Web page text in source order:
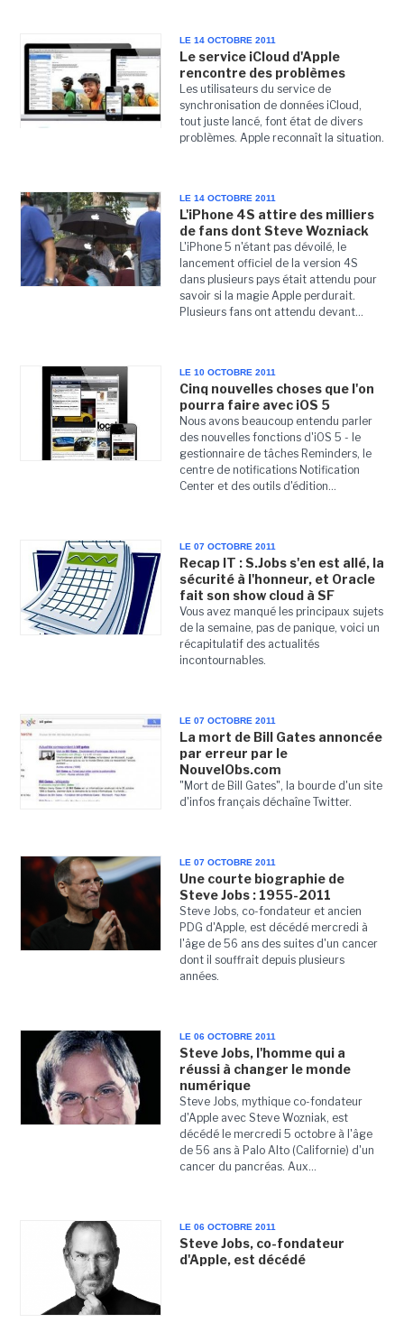
LE 14 OCTOBRE 2011
Le service iCloud d'Apple
rencontre des problèmes
Les utilisateurs du service de
synchronisation de données iCloud,
tout juste lancé, font état de divers
problèmes. Apple reconnaît la situation.
LE 14 OCTOBRE 2011
L'iPhone 4S attire des milliers
de fans dont Steve Wozniack
L'iPhone 5 n'étant pas dévoilé, le
lancement officiel de la version 4S
dans plusieurs pays était attendu pour
savoir si la magie Apple perdurait.
Plusieurs fans ont attendu devant...
LE 10 OCTOBRE 2011
Cinq nouvelles choses que l'on
pourra faire avec iOS 5
Nous avons beaucoup entendu parler
des nouvelles fonctions d'iOS 5 - le
gestionnaire de tâches Reminders, le
centre de notifications Notification
Center et des outils d'édition...
LE 07 OCTOBRE 2011
Recap IT : S.Jobs s'en est allé, la
sécurité à l'honneur, et Oracle
fait son show cloud à SF
Vous avez manqué les principaux sujets
de la semaine, pas de panique, voici un
récapitulatif des actualités
incontournables.
LE 07 OCTOBRE 2011
La mort de Bill Gates annoncée
par erreur par le
NouvelObs.com
"Mort de Bill Gates", la bourde d'un site
d'infos français déchaîne Twitter.
LE 07 OCTOBRE 2011
Une courte biographie de
Steve Jobs : 1955-2011
Steve Jobs, co-fondateur et ancien
PDG d'Apple, est décédé mercredi à
l'âge de 56 ans des suites d'un cancer
dont il souffrait depuis plusieurs
années.
LE 06 OCTOBRE 2011
Steve Jobs, l'homme qui a
réussi à changer le monde
numérique
Steve Jobs, mythique co-fondateur
d'Apple avec Steve Wozniak, est
décédé le mercredi 5 octobre à l'âge
de 56 ans à Palo Alto (Californie) d'un
cancer du pancréas. Aux...
LE 06 OCTOBRE 2011
Steve Jobs, co-fondateur
d'Apple, est décédé